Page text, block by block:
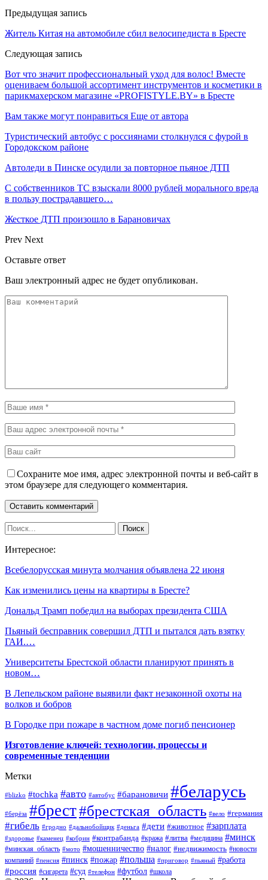
Предыдущая запись
Житель Китая на автомобиле сбил велосипедиста в Бресте
Следующая запись
Вот что значит профессиональный уход для волос! Вместе
оцениваем большой ассортимент инструментов и косметики в
парикмахерском магазине «PROFISTYLE.BY» в Бресте
Вам также могут понравиться Еще от автора
Туристический автобус с россиянами столкнулся с фурой в
Городокском районе
Автоледи в Пинске осудили за повторное пьяное ДТП
С собственников ТС взыскали 8000 рублей морального вреда
в пользу пострадавшего…
Жесткое ДТП произошло в Барановичах
Prev Next
Оставьте ответ
Ваш электронный адрес не будет опубликован.
Сохраните мое имя, адрес электронной почты и веб-сайт в
этом браузере для следующего комментария.
Интересное:
Всебелорусская минута молчания объявлена 22 июня
Как изменились цены на квартиры в Бресте?
Дональд Трамп победил на выборах президента США
Пьяный бесправник совершил ДТП и пытался дать взятку
ГАИ.…
Университеты Брестской области планируют принять в
новом…
В Лепельском районе выявили факт незаконной охоты на
волков и бобров
В Городке при пожаре в частном доме погиб пенсионер
Изготовление ключей: технологии, процессы и
современные тенденции
Метки
#blizko #tochka #авто #автобус #барановичи #беларусь
#берёза #брест#брестская_область #вело #германия
#гибель #гродно #дальнобойщик #деньга #дети #животное #зарплата
#здоровье #каменец #кобрин #контрабанда #кража #литва #медицина #минск
#минская_область #мото #мошенничество #налог #недвижимость #новости
компаний #пенсия #пинск #пожар #польша #приговор #пьяный #работа
#россия #сигарета #суд #телефон #футбол #школа